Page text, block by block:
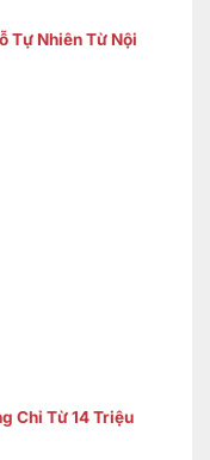
Tự Nhiên Từ Nội
Chỉ Từ 14 Triệu